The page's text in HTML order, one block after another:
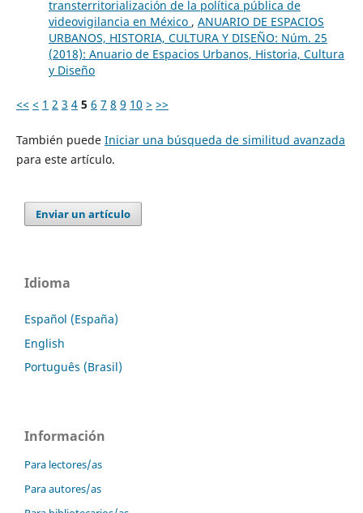
transterritorialización de la política pública de
videovigilancia en México , ANUARIO DE ESPACIOS
URBANOS, HISTORIA, CULTURA Y DISEÑO: Núm. 25
(2018): Anuario de Espacios Urbanos, Historia, Cultura
y Diseño
<< < 1 2 3 4 5 6 7 8 9 10 > >>
También puede Iniciar una búsqueda de similitud avanzada
para este artículo.
Enviar un artículo
Idioma
Español (España)
English
Português (Brasil)
Información
Para lectores/as
Para autores/as